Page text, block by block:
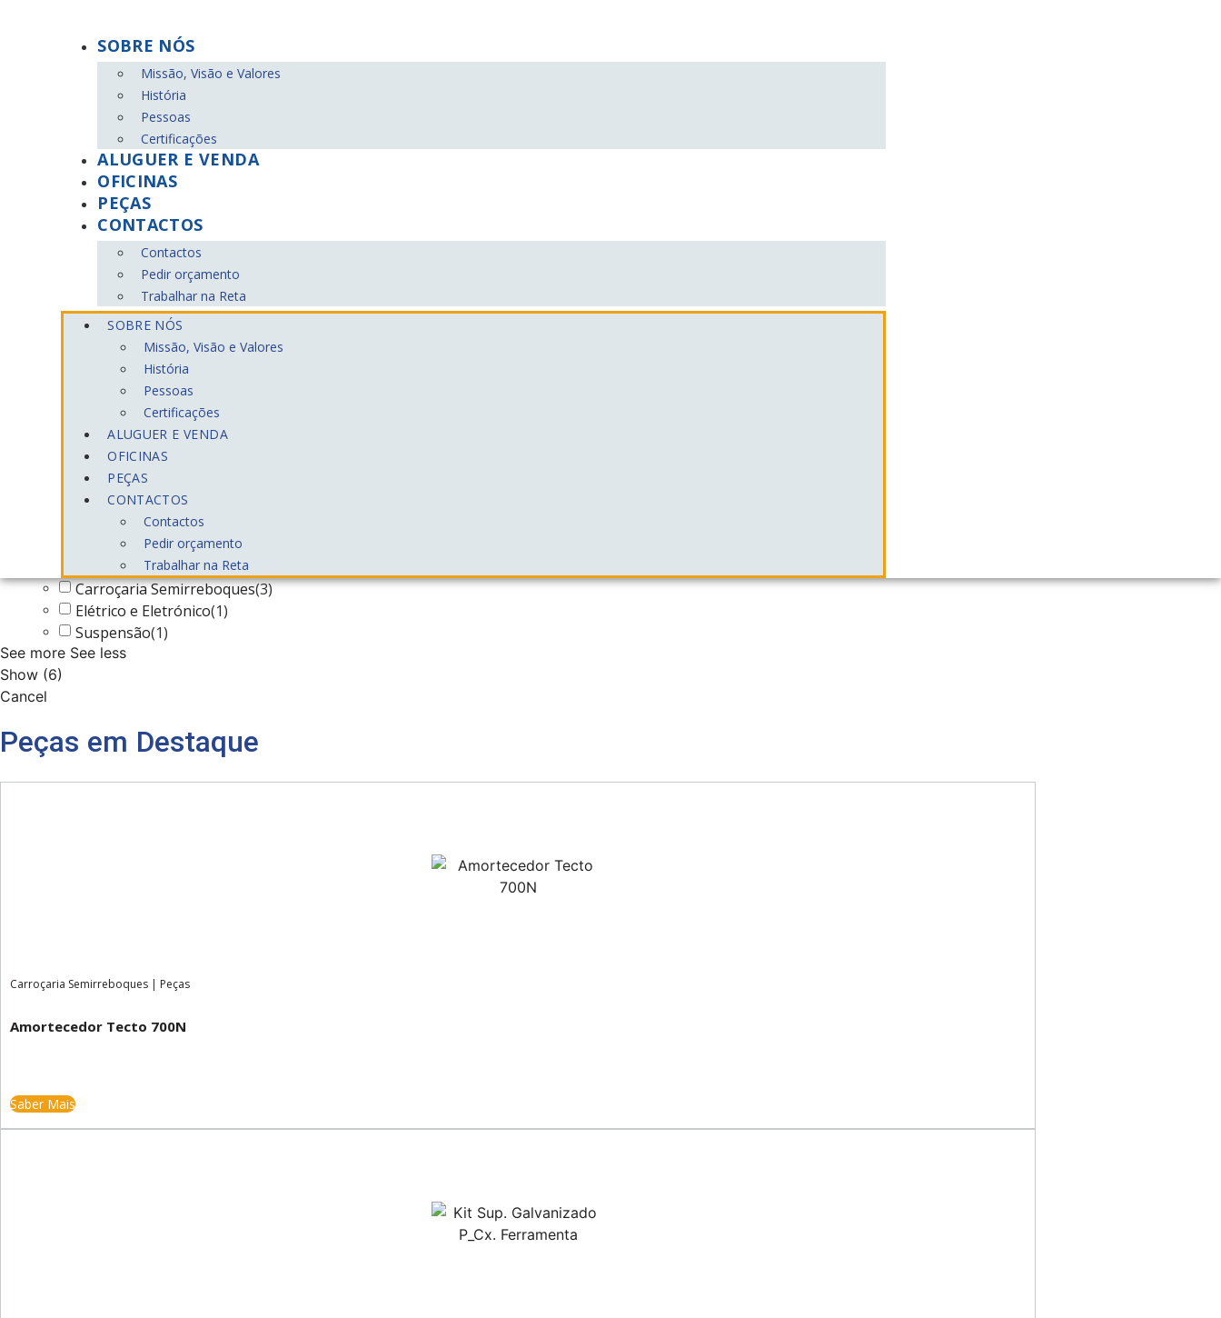
SOBRE NÓS
Missão, Visão e Valores
História
Pessoas
Certificações
ALUGUER E VENDA
OFICINAS
PEÇAS
CONTACTOS
Contactos
Pedir orçamento
Trabalhar na Reta
SOBRE NÓS
Missão, Visão e Valores
História
Pessoas
Certificações
ALUGUER E VENDA
OFICINAS
PEÇAS
CONTACTOS
Contactos
Pedir orçamento
Trabalhar na Reta
Gratuitas até 30 dias.
As melhores ofertas do mercado.
)
Carroçaria Semirreboques(3)
Elétrico e Eletrónico(1)
Suspensão(1)
See more See less
Show (6)
Cancel
Peças em Destaque
Carroçaria Semirreboques | Peças
Amortecedor Tecto 700N
Saber Mais